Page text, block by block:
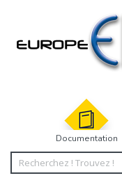
Documentation